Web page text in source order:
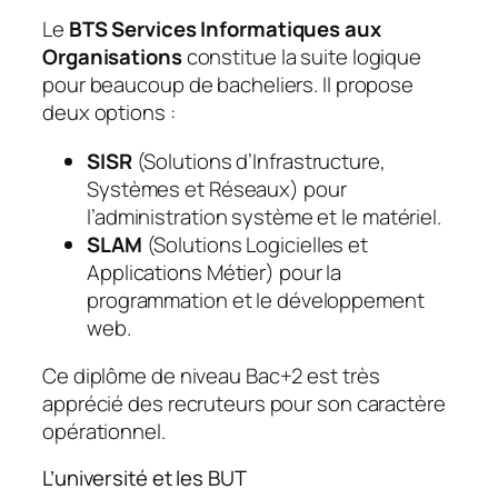
Le BTS Services Informatiques aux
Organisationsconstitue la suite logique
pour beaucoup de bacheliers. Il propose
deux options :
SISR(Solutions d’Infrastructure,
Systèmes et Réseaux) pour
l’administration système et le matériel.
SLAM (Solutions Logicielles et
Applications Métier) pour la
programmation et le développement
web.
Ce diplôme de niveau Bac+2 est très
apprécié des recruteurs pour son caractère
opérationnel.
L’université et les BUT